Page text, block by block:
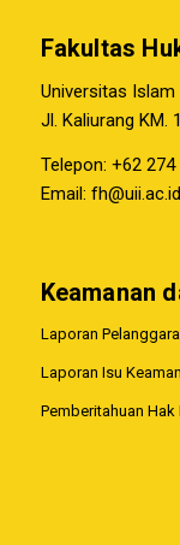
Fakultas
Universitas
Jl. Kaliurang KM.
Telepon: +62
Email: fh@uii.ac.id
Keamanan
Laporan
Laporan Isu
Pemberitahuan Hak